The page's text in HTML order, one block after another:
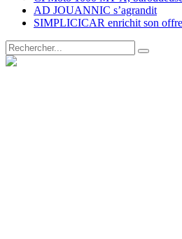
AD JOUANNIC s’agrandit
SIMPLICICAR enrichit son offre